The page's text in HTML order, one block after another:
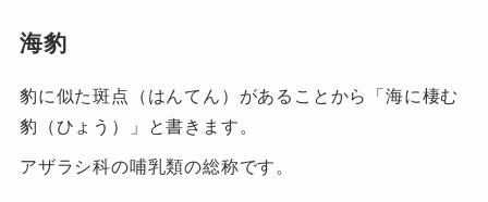
海豹
豹に似た斑点（はんてん）があることから「海に棲む
豹（ひょう）」と書きます。
アザラシ科の哺乳類の総称です。